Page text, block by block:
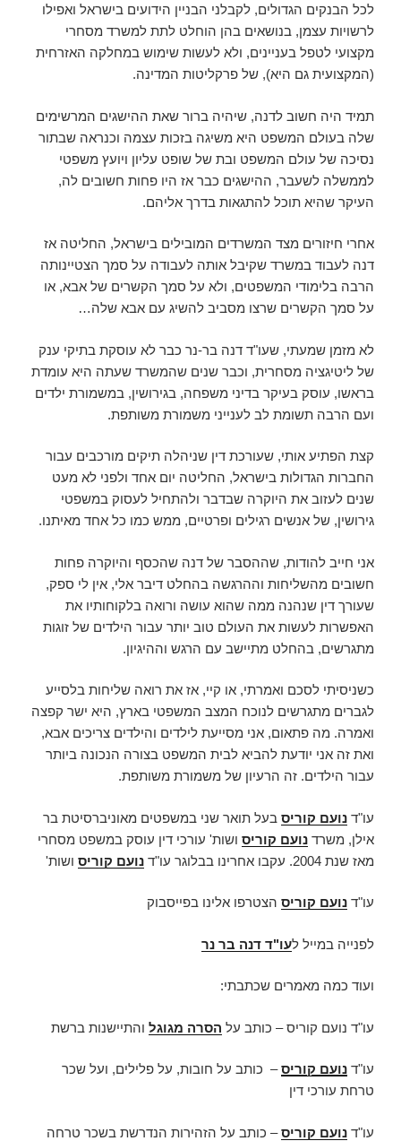
לכל הבנקים הגדולים, לקבלני הבניין הידועים בישראל ואפילו
לרשויות עצמן, בנושאים בהן הוחלט לתת למשרד מסחרי
מקצועי לטפל בעניינים, ולא לעשות שימוש במחלקה האזרחית
(המקצועית גם היא), של פרקליטות המדינה.
תמיד היה חשוב לדנה, שיהיה ברור שאת ההישגים המרשימים
שלה בעולם המשפט היא משיגה בזכות עצמה וכנראה שבתור
נסיכה של עולם המשפט ובת של שופט עליון ויועץ משפטי
לממשלה לשעבר, ההישגים כבר אז היו פחות חשובים לה,
העיקר שהיא תוכל להתגאות בדרך אליהם.
אחרי חיזורים מצד המשרדים המובילים בישראל, החליטה אז
דנה לעבוד במשרד שקיבל אותה לעבודה על סמך הצטיינותה
הרבה בלימודי המשפטים, ולא על סמך הקשרים של אבא, או
על סמך הקשרים שרצו מסביב להשיג עם אבא שלה…
לא מזמן שמעתי, שעו"ד דנה בר-נר כבר לא עוסקת בתיקי ענק
של ליטיגציה מסחרית, וכבר שנים שהמשרד שעתה היא עומדת
בראשו, עוסק בעיקר בדיני משפחה, בגירושין, במשמורת ילדים
ועם הרבה תשומת לב לענייני משמורת משותפת.
קצת הפתיע אותי, שעורכת דין שניהלה תיקים מורכבים עבור
החברות הגדולות בישראל, החליטה יום אחד ולפני לא מעט
שנים לעזוב את היוקרה שבדבר ולהתחיל לעסוק במשפטי
גירושין, של אנשים רגילים ופרטיים, ממש כמו כל אחד מאיתנו.
אני חייב להודות, שההסבר של דנה שהכסף והיוקרה פחות
חשובים מהשליחות וההרגשה בהחלט דיבר אלי, אין לי ספק,
שעורך דין שנהנה ממה שהוא עושה ורואה בלקוחותיו את
האפשרות לעשות את העולם טוב יותר עבור הילדים של זוגות
מתגרשים, בהחלט מתיישב עם הרגש וההיגיון.
כשניסיתי לסכם ואמרתי, או קיי, אז את רואה שליחות בלסייע
לגברים מתגרשים לנוכח המצב המשפטי בארץ, היא ישר קפצה
ואמרה. מה פתאום, אני מסייעת לילדים והילדים צריכים אבא,
ואת זה אני יודעת להביא לבית המשפט בצורה הנכונה ביותר
עבור הילדים. זה הרעיון של משמורת משותפת.
עו"ד נועם קוריס בעל תואר שני במשפטים מאוניברסיטת בר
אילן, משרד נועם קוריס ושות' עורכי דין עוסק במשפט מסחרי
מאז שנת 2004. עקבו אחרינו בבלוגר עו"ד
נועם קוריס ושות'
עו"ד נועם קוריס הצטרפו אלינו בפייסבוק
לפנייה במייל לעו"ד דנה בר נר
ועוד כמה מאמרים שכתבתי:
עו"ד נועם קוריס – כותב על הסרה מגוגל והתיישנות ברשת
עו"ד נועם קוריס– כותב על חובות, על פלילים, ועל שכר
טרחת עורכי דין
עו"ד נועם קוריס – כותב על הזהירות הנדרשת בשכר טרחה